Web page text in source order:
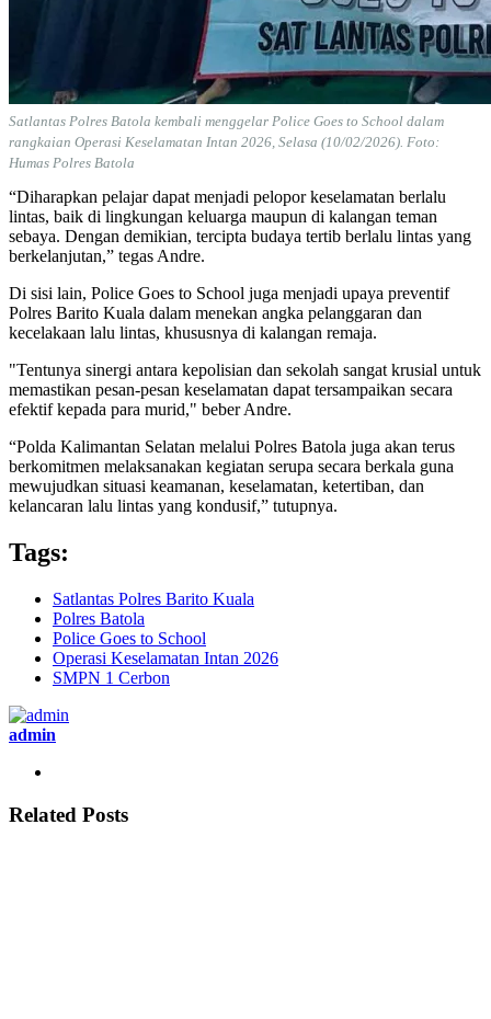
Satlantas Polres Batola kembali menggelar Police Goes to School dalam
rangkaian Operasi Keselamatan Intan 2026, Selasa (10/02/2026). Foto:
Humas Polres Batola
“Diharapkan pelajar dapat menjadi pelopor keselamatan berlalu
lintas, baik di lingkungan keluarga maupun di kalangan teman
sebaya. Dengan demikian, tercipta budaya tertib berlalu lintas yang
berkelanjutan,” tegas Andre.
Di sisi lain, Police Goes to School juga menjadi upaya preventif
Polres Barito Kuala dalam menekan angka pelanggaran dan
kecelakaan lalu lintas, khususnya di kalangan remaja.
"Tentunya sinergi antara kepolisian dan sekolah sangat krusial untuk
memastikan pesan-pesan keselamatan dapat tersampaikan secara
efektif kepada para murid," beber Andre.
“Polda Kalimantan Selatan melalui Polres Batola juga akan terus
berkomitmen melaksanakan kegiatan serupa secara berkala guna
mewujudkan situasi keamanan, keselamatan, ketertiban, dan
kelancaran lalu lintas yang kondusif,” tutupnya.
Tags:
Satlantas Polres Barito Kuala
Polres Batola
Police Goes to School
Operasi Keselamatan Intan 2026
SMPN 1 Cerbon
admin
Related Posts